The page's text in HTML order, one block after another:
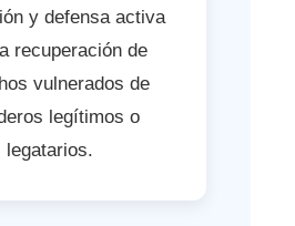
y defensa activa
recuperación de
vulnerados de
legítimos o
legatarios.